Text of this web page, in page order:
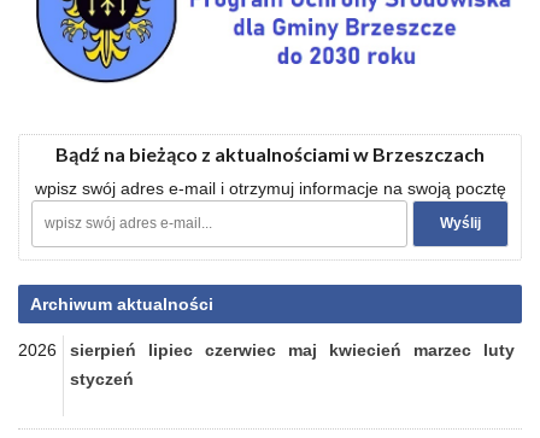
Bądź na bieżąco z aktualnościami w Brzeszczach
wpisz swój adres e-mail i otrzymuj informacje na swoją pocztę
Archiwum aktualności
2026 sierpień lipiec czerwiec maj kwiecień marzec
luty
styczeń